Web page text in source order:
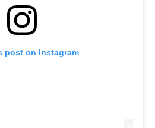
post on Instagram